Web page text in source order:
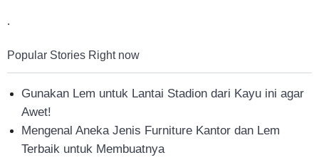
.
Popular Stories Right now
Gunakan Lem untuk Lantai Stadion dari Kayu ini agar
Awet!
Mengenal Aneka Jenis Furniture Kantor dan Lem
Terbaik untuk Membuatnya